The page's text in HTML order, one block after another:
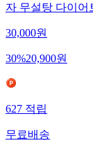
자 무설탕 다이어
30,000원
30%20,900원
627 적립
무료배송